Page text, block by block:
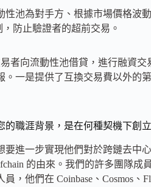
池為對手方、根據市場價格波
防止驗證者的超前交易。
易者向流動性池借貸，進行融資
。一是提供了互換交易費以外的
職涯背景，是在何種契機下創立
要進一步實現他們對於跨鏈去中
的由來。我們的許多團隊成
，他們在 Coinbase、Cosmos